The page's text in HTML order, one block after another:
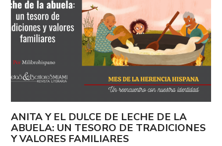
ANITA Y EL DULCE DE LECHE DE LA
ABUELA: UN TESORO DE TRADICIONES
Y VALORES FAMILIARES